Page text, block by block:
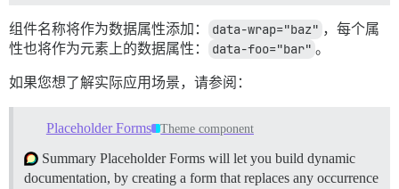
组件名称将作为数据属性添加： data-wrap="baz" ，每个属
性也将作为元素上的数据属性：
data-foo="bar" 。
如果您想了解实际应用场景，请参阅：
Placeholder Forms Theme component
Summary Placeholder Forms will let you build dynamic
documentation, by creating a form that replaces any occurrence